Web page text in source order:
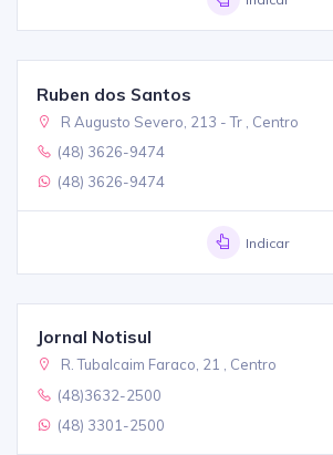
Ruben dos Santos
R Augusto Severo, 213 - Tr , Centro
(48) 3626-9474
(48) 3626-9474
Indicar
Jornal Notisul
R. Tubalcaim Faraco, 21 , Centro
(48)3632-2500
(48) 3301-2500